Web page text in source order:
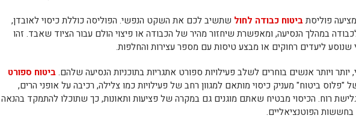
פוליסתביטוח כבודה לחול שתשיב לכם את השקט הנפשי. הפוליסה כוללת כיסוי לאובדן,
במהלך הנסיעה, ומאפשרת שיחזור מהיר של הכבודה או פיצוי הולם עבור הציוד שאבד. זהו
שנוסע ליעדים רחוקים או מבצע טיסות עם מספר עצירות והחלפות.
יותר ויותר אנשים בוחרים לשלב פעילויות ספורט אתגריות בתוכניות הנסיעה שלהם.ביטוח ספורט
"פלוס ביטוח" מעניק כיסוי מותאם למגוון רחב של פעילויות כמו צלילה, רכיבה על אופני הרים,
רוח. הכיסוי מבטיח שאתם מוגנים גם במקרה של פציעות ותאונות, כך שתוכלו להתמקד בהנאה
בחששות הפוטנציאליים.